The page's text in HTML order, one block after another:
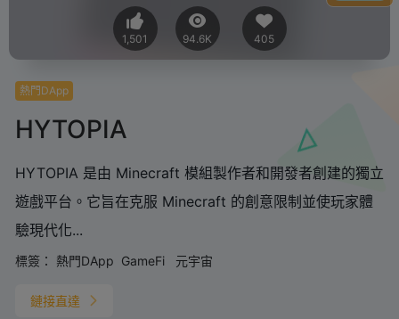
1,501 94.6K 405
熱門DApp
HYTOPIA
HYTOPIA 是由 Minecraft 模組製作者和開發者創建的獨立
遊戲平台。它旨在克服 Minecraft 的創意限制並使玩家體
驗現代化...
標簽： 熱門DApp GameFi 元宇宙
鏈接直達